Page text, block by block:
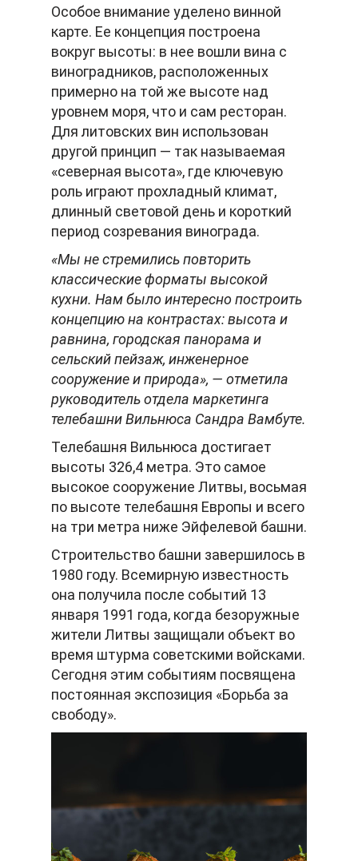
Особое внимание уделено винной
карте. Ее концепция построена
вокруг высоты: в нее вошли вина с
виноградников, расположенных
примерно на той же высоте над
уровнем моря, что и сам ресторан.
Для литовских вин использован
другой принцип — так называемая
«северная высота», где ключевую
роль играют прохладный климат,
длинный световой день и короткий
период созревания винограда.
«Мы не стремились повторить
классические форматы высокой
кухни. Нам было интересно построить
концепцию на контрастах: высота и
равнина, городская панорама и
сельский пейзаж, инженерное
сооружение и природа», — отметила
руководитель отдела маркетинга
телебашни Вильнюса Сандра Вамбуте.
Телебашня Вильнюса достигает
высоты 326,4 метра. Это самое
высокое сооружение Литвы, восьмая
по высоте телебашня Европы и всего
на три метра ниже Эйфелевой башни.
Строительство башни завершилось в
1980 году. Всемирную известность
она получила после событий 13
января 1991 года, когда безоружные
жители Литвы защищали объект во
время штурма советскими войсками.
Сегодня этим событиям посвящена
постоянная экспозиция «Борьба за
свободу».